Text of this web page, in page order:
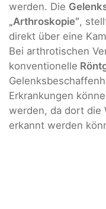
werden. Die
„Arthroskopie“,
direkt über eine
Bei arthrotischen
konventionelle
Erkrankungen
werden, da dort die
erkannt werden